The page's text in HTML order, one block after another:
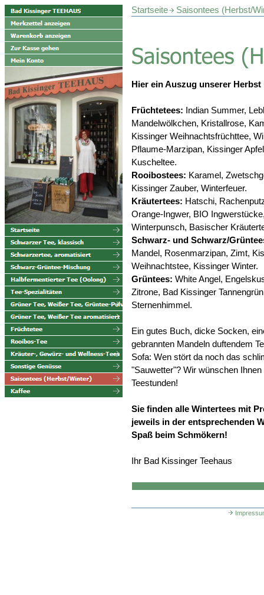
Startseite Saisontees (Herbst/
Hier ein Auszug unserer
Früchtetees: Indian Summer,
Mandelwölkchen, Kristallrose,
Kissinger Weihnachtsfrüchttee,
Pflaume-Marzipan, Kissinger
Kuscheltee.
Rooibostees: Karamel,
Kissinger Zauber, Winterfeuer.
Kräutertees: Hatschi,
Orange-Ingwer, BIO
Winterpunsch, Basischer
Schwarz- und Schwarz/
Mandel, Rosenmarzipan, Zimt,
Weihnachtstee, Kissinger Winter.
Grüntees: White Angel,
Zitrone, Bad Kissinger
Sternenhimmel.
Ein gutes Buch, dicke Socken,
gebrannten Mandeln duftendem
Sofa: Wen stört da noch das
"Sauwetter"? Wir wünschen
Teestunden!
Sie finden alle Wintertees mit
jeweils in der entsprechenden
Spaß beim Schmökern!
Ihr Bad Kissinger Teehaus